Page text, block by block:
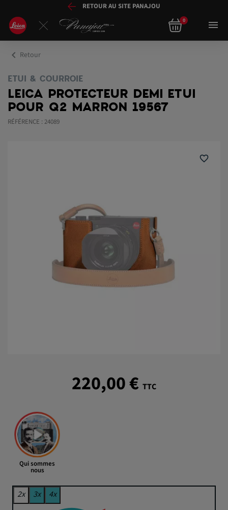
RETOUR AU SITE PANAJOU
0 
chevron_left Retour
ETUI & COURROIE
LEICA PROTECTEUR DEMI ETUI
POUR Q2 MARRON 19567
RÉFÉRENCE : 24089
favorite_border
220,00 € TTC
Qui sommes
nous
2x 3x 4x